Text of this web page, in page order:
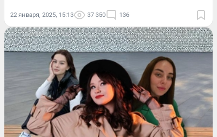
22 января, 2025, 15:13 37 350 136